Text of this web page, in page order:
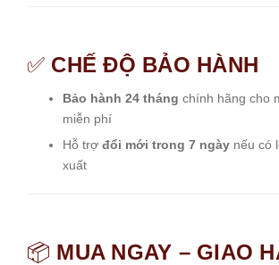
✅ CHẾ ĐỘ BẢO HÀNH
Bảo hành 24 tháng chính hãng cho
miễn phí
Hỗ trợ đổi mới trong 7 ngày nếu có
xuất
📦 MUA NGAY – GIAO